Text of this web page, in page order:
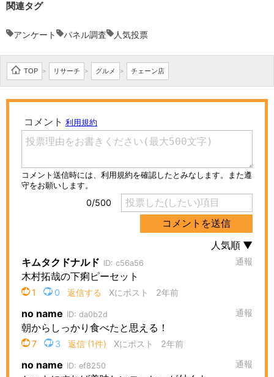
関連タグ
アンケート パネル調査 人気投票
TOP > リサーチ > グルメ > チェーン店